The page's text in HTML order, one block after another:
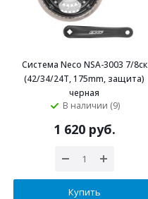
Система Neco NSA-3003 7/8ск
(42/34/24T, 175mm, защита)
черная
В наличии (9)
1 620 руб.
Купить